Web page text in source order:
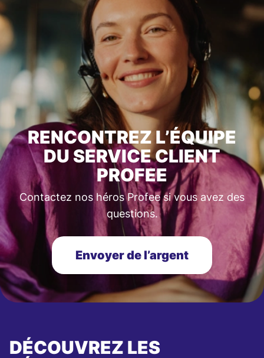
RENCONTREZ L’ÉQUIPE
DU SERVICE CLIENT
PROFEE
Contactez nos héros Profee si vous avez des
questions.
Envoyer de l’argent
DÉCOUVREZ LES